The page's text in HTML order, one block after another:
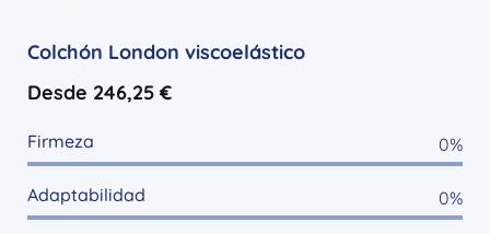
Colchón London viscoelástico
Desde 246,25 €
Firmeza 0%
Adaptabilidad 0%